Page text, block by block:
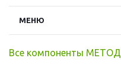
МЕНЮ
Все компоненты МЕТОД